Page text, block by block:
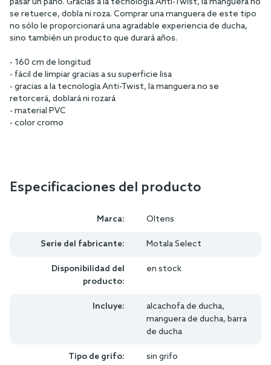
se retuerce, dobla ni roza. Comprar una manguera de este tipo
no sólo le proporcionará una agradable experiencia de ducha,
sino también un producto que durará años.
- 160 cm de longitud
- fácil de limpiar gracias a su superficie lisa
- gracias a la tecnología Anti-Twist, la manguera no se
retorcerá, doblará ni rozará
- material PVC
- color cromo
Especificaciones del producto
Marca: Oltens
Serie del fabricante: Motala Select
Disponibilidad del
producto:
en stock
Incluye:
alcachofa de ducha,
manguera de ducha, barra
de ducha
Tipo de grifo: sin grifo